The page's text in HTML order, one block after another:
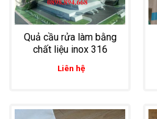
Quả cầu rửa làm bằng
chất liệu inox 316
Liên hệ